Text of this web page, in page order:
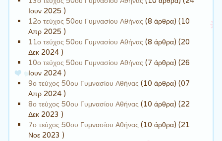
Ιουν 2025 )
12ο τεύχος 50ου Γυμνασίου Αθήνας (8 άρθρα) (10
Απρ 2025 )
11ο τεύχος 50ου Γυμνασίου Αθήνας (8 άρθρα) (20
Δεκ 2024 )
10ο τεύχος 50ου Γυμνασίου Αθήνας (7 άρθρα) (26
Ιουν 2024 )
9ο τεύχος 50ου Γυμνασίου Αθήνας (10 άρθρα) (07
Απρ 2024 )
8ο τεύχος 50ου Γυμνασίου Αθήνας (10 άρθρα) (22
Δεκ 2023 )
7ο τεύχος 50ου Γυμνασίου Αθήνας (10 άρθρα) (21
Νοε 2023 )